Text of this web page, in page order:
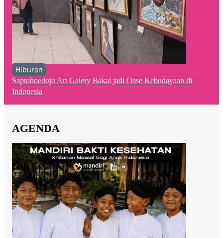
Hiburan
Saptohoedojo Art Galery Bakal jadi Oase Kebudayaan di
Indonesia
AGENDA